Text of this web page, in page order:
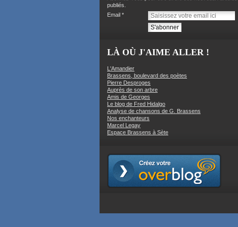
publiés.
Email
LÀ OÙ J'AIME ALLER !
L'Amandier
Brassens, boulevard des poètes
Pierre Desproges
Auprès de son arbre
Amis de Georges
Le blog de Fred Hidalgo
Analyse de chansons de G. Brassens
Nos enchanteurs
Marcel Legay
Espace Brassens à Sète